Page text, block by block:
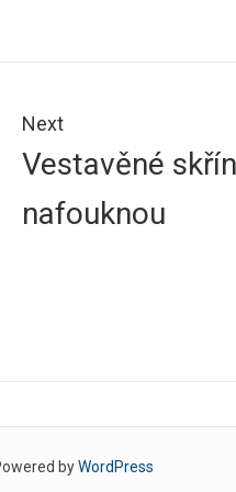
Next
Next
Vestavěné
nafouknou
byWordPress